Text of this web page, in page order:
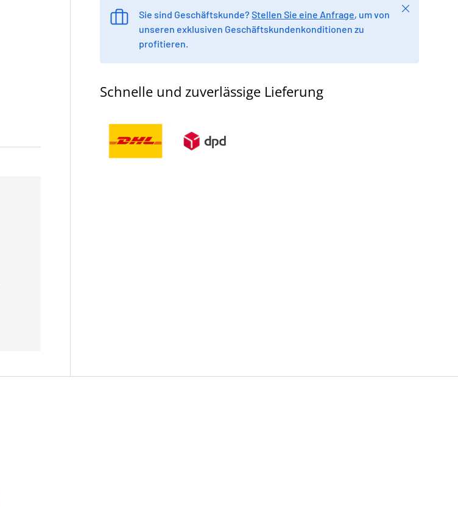
Sie sind Geschäftskunde?Stellen Sie eine Anfrage, um von
unseren exklusiven Geschäftskundenkonditionen zu
profitieren.
Schließen
Schnelle und zuverlässige Lieferung